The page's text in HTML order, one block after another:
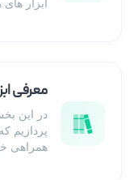
ابزار
معرفی
در این
پردازیم
همراهی